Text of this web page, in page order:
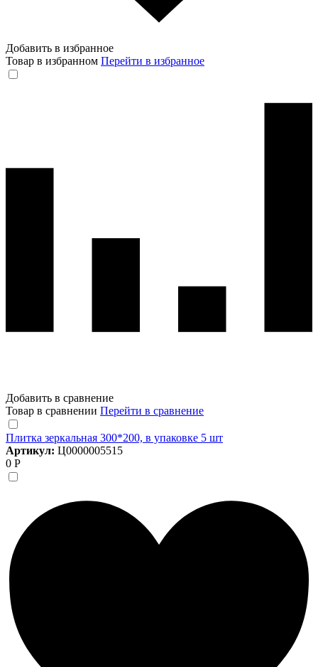
Добавить в избранное
Товар в избранном Перейти в избранное
Добавить в сравнение
Товар в сравнении Перейти в сравнение
Плитка зеркальная 300*200, в упаковке 5 шт
Артикул: Ц0000005515
0 Р